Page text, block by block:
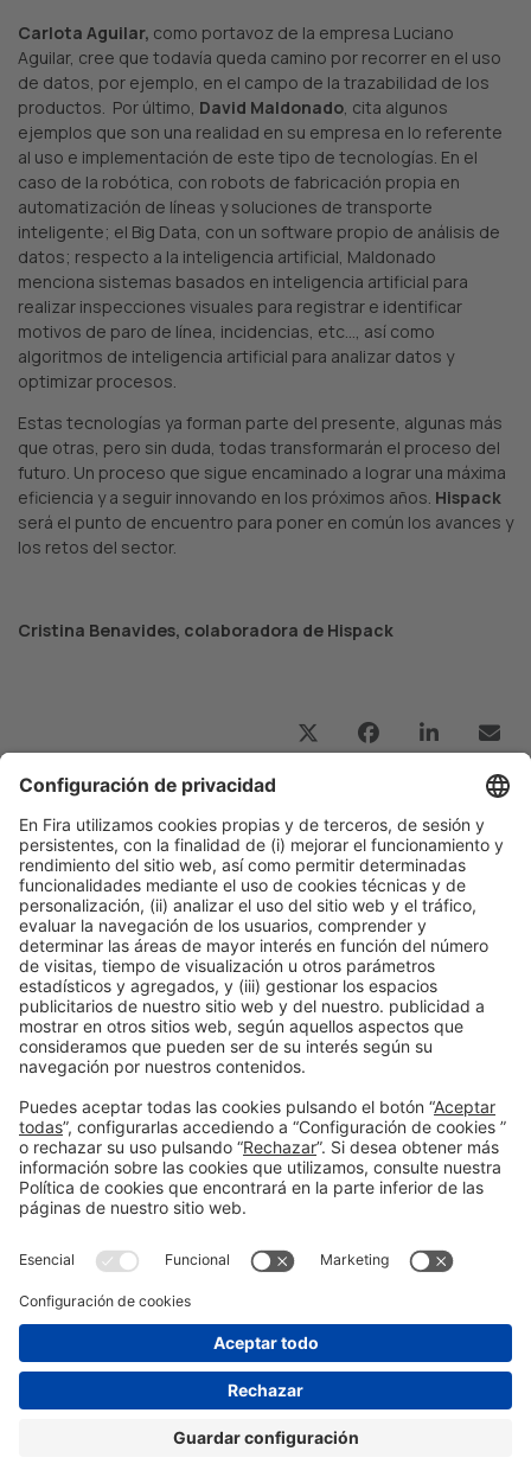
Carlota Aguilar, como portavoz de la empresa Luciano
Aguilar, cree que todavía queda camino por recorrer en el uso
de datos, por ejemplo, en el campo de la trazabilidad de los
productos. Por último, David Maldonado , cita algunos
ejemplos que son una realidad en su empresa en lo referente
al uso e implementación de este tipo de tecnologías. En el
caso de la robótica, con robots de fabricación propia en
automatización de líneas y soluciones de transporte
inteligente; el Big Data, con un software propio de análisis de
datos; respecto a la inteligencia artificial, Maldonado
menciona sistemas basados en inteligencia artificial para
realizar inspecciones visuales para registrar e identificar
motivos de paro de línea, incidencias, etc…, así como
algoritmos de inteligencia artificial para analizar datos y
optimizar procesos.
Estas tecnologías ya forman parte del presente, algunas más
que otras, pero sin duda, todas transformarán el proceso del
futuro. Un proceso que sigue encaminado a lograr una máxima
eficiencia y a seguir innovando en los próximos años. Hispack
será el punto de encuentro para poner en común los avances y
los retos del sector.
Cristina Benavides, colaboradora de Hispack
Publicación anterior
“Los clientes demandan velocidad de producción y
eficiencia”
Siguiente
Hispack 24 renueva su programa de networking
Información generalAviso legal
Política de privacidad
Política de cookies Prevención de fraude
#hispackbcn